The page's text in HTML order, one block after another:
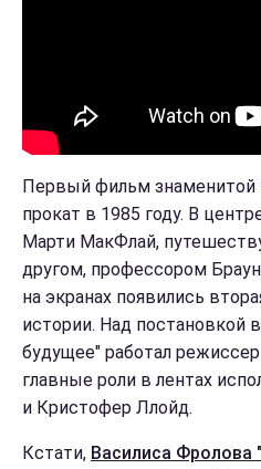
Первый фильм знаменитой
прокат в 1985 году. В
Марти МакФлай,
другом, профессором
на экранах появились
истории. Над постановкой
будущее" работал
главные роли в лентах
и Кристофер Ллойд.
Кстати, Василиса Фролова